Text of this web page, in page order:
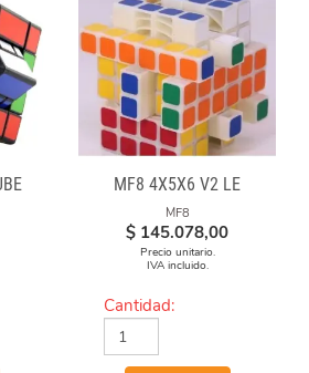
MF8 4X5X6 V2 LE
MF8
$ 145.078,00
Precio unitario.
IVA incluido.
Cantidad: